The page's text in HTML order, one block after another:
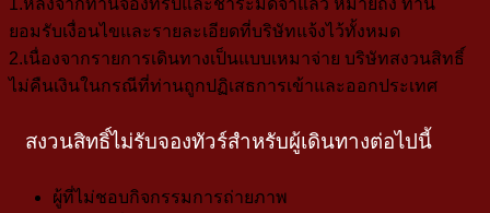
1.หลังจากท่านจองทริปและชำระมัดจำแล้ว หมายถึง ท่าน
ยอมรับเงื่อนไขและรายละเอียดที่บริษัทแจ้งไว้ทั้งหมด
2.เนื่องจากรายการเดินทางเป็นแบบเหมาจ่าย บริษัทสงวนสิทธิ์
ไม่คืนเงินในกรณีที่ท่านถูกปฏิเสธการเข้าและออกประเทศ
สงวนสิทธิ์ไม่รับจองทัวร์สำหรับผู้เดินทางต่อไปนี้
ผู้ที่ไม่ชอบกิจกรรมการถ่ายภาพ